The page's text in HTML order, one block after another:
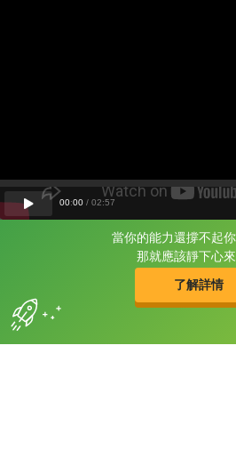
當你的能力還撐不起
那就應該靜下心
了解詳情
片尾有
攻其不
的品牌故事
00:00 / 02:57